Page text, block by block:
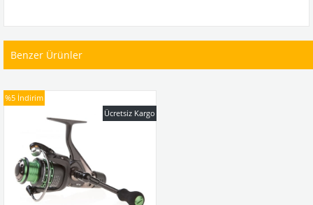
Benzer Ürünler
%5 İndirim
Ücretsiz Kargo